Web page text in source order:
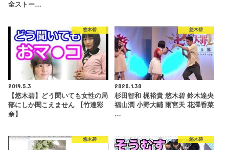
全ストー…
悠木碧
2019.5.3
【悠木碧】どう聞いても女性の局
部にしか聞こえません 【竹達彩
奈】
悠木碧
2020.1.30
杉田智和 梶裕貴 悠木碧 鈴木達央
福山潤 小野大輔 雨宮天 花澤香菜
…
悠木碧 悠木碧